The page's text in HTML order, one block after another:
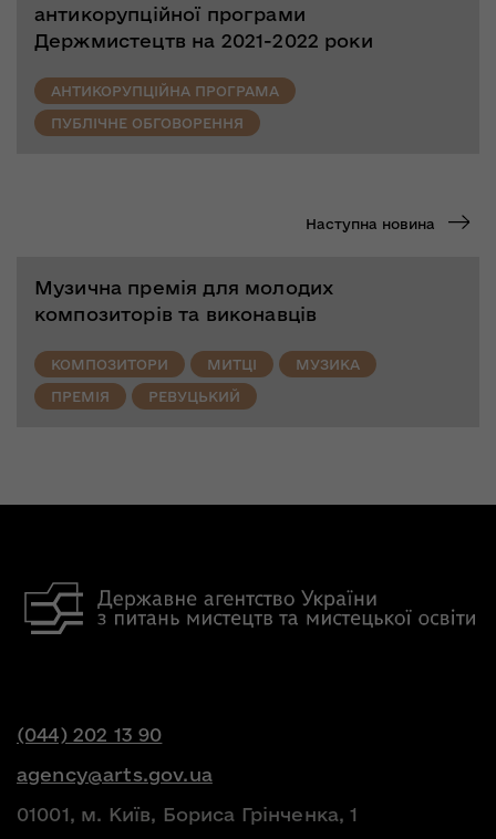
антикорупційної програми
Держмистецтв на 2021-2022 роки
АНТИКОРУПЦІЙНА ПРОГРАМА
ПУБЛІЧНЕ ОБГОВОРЕННЯ
Наступна новина
Музична премія для молодих
композиторів та виконавців
КОМПОЗИТОРИ МИТЦІ МУЗИКА
ПРЕМІЯ РЕВУЦЬКИЙ
(044) 202 13 90
agency@arts.gov.ua
01001, м. Київ, Бориса Грінченка, 1